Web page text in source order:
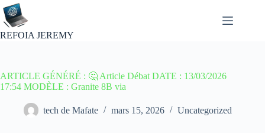
Passer
au
contenu
REFOIA JEREMY
ARTICLE GÉNÉRÉ : 🤔 Article Débat DATE : 13/03/2026
17:54 MODÈLE : Granite 8B via
tech de Mafate mars 15, 2026 Uncategorized